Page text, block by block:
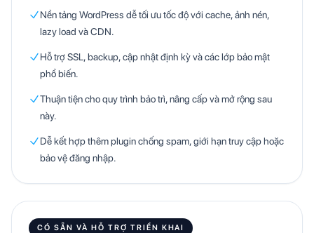
Nền tảng WordPress dễ tối ưu tốc độ với cache, ảnh nén,
lazy load và CDN.
Hỗ trợ SSL, backup, cập nhật định kỳ và các lớp bảo mật
phổ biến.
Thuận tiện cho quy trình bảo trì, nâng cấp và mở rộng sau
này.
Dễ kết hợp thêm plugin chống spam, giới hạn truy cập hoặc
bảo vệ đăng nhập.
CÓ SẴN VÀ HỖ TRỢ TRIỂN KHAI